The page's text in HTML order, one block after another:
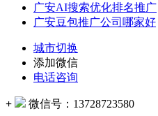
广安AI搜索优化排名推广
广安豆包推广公司哪家好
城市切换
添加微信
电话咨询
+ 微信号： 13728723580